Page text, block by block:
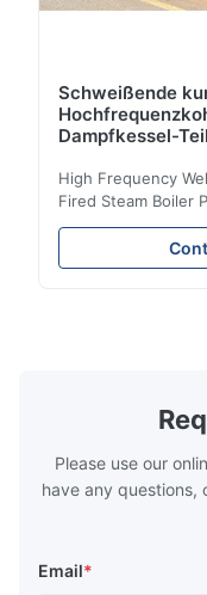
Schweißende
Dampfkessel-
High Frequency
Fired Steam Boiler
Coil Boiler
the energy
reduce the cost of
boilers is generally
range of 200°C –
Please use our
have any questions,
Email*